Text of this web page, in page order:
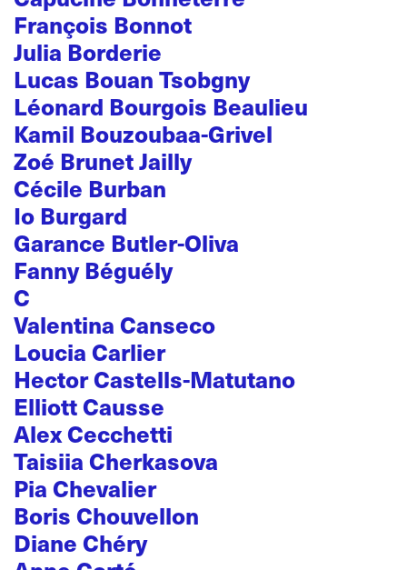
François Bonnot
Julia Borderie
Lucas Bouan Tsobgny
Léonard Bourgois Beaulieu
Kamil Bouzoubaa-Grivel
Zoé Brunet Jailly
Cécile Burban
Io Burgard
Garance Butler-Oliva
Fanny Béguély
C
Valentina Canseco
Loucia Carlier
Hector Castells-Matutano
Elliott Causse
Alex Cecchetti
Taisiia Cherkasova
Pia Chevalier
Boris Chouvellon
Diane Chéry